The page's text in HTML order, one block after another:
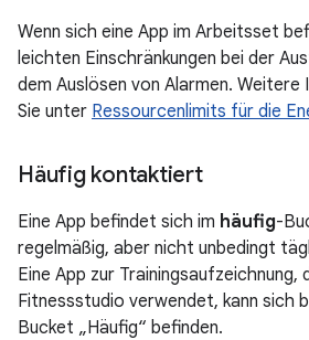
Wenn sich eine App im Arbeitsset
leichten Einschränkungen bei der
dem Auslösen von Alarmen.
Sie unter Ressourcenlimits für die
Häufig kontaktiert
Eine App befindet sich im häufig-
regelmäßig, aber nicht unbedingt
Eine App zur Trainingsaufzeichnung,
Fitnessstudio verwendet, kann sich
Bucket „Häufig“ befinden.